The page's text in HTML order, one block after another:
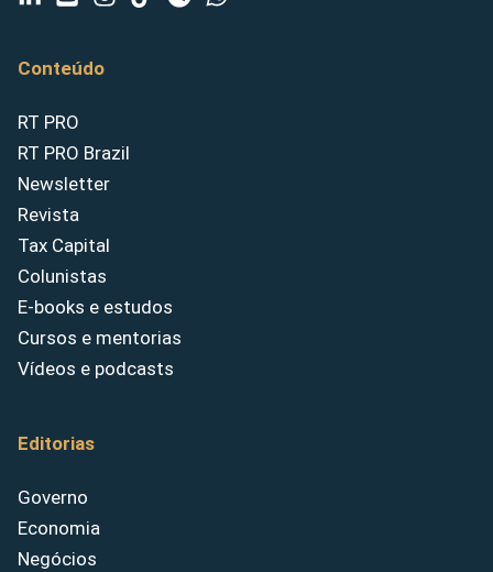
Conteúdo
RT PRO
RT PRO Brazil
Newsletter
Revista
Tax Capital
Colunistas
E-books e estudos
Cursos e mentorias
Vídeos e podcasts
Editorias
Governo
Economia
Negócios